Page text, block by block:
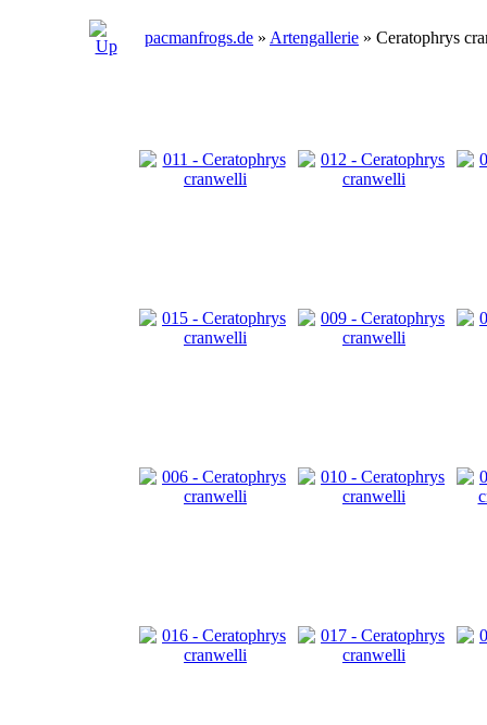
pacmanfrogs.de » Artengallerie » Ceratophrys